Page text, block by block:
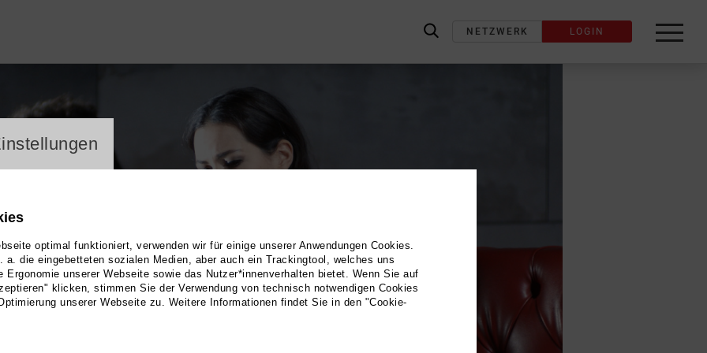
label_search
NETZWERK LOGIN
optimal funktioniert, verwenden wir für einige unserer Anwendungen Cookies.
a. die eingebetteten sozialen Medien, aber auch ein Trackingtool, welches uns
Ergonomie unserer Webseite sowie das Nutzer*innenverhalten bietet. Wenn Sie auf
klicken, stimmen Sie der Verwendung von technisch notwendigen Cookies
unserer Webseite zu. Weitere Informationen findet Sie in den "Cookie-